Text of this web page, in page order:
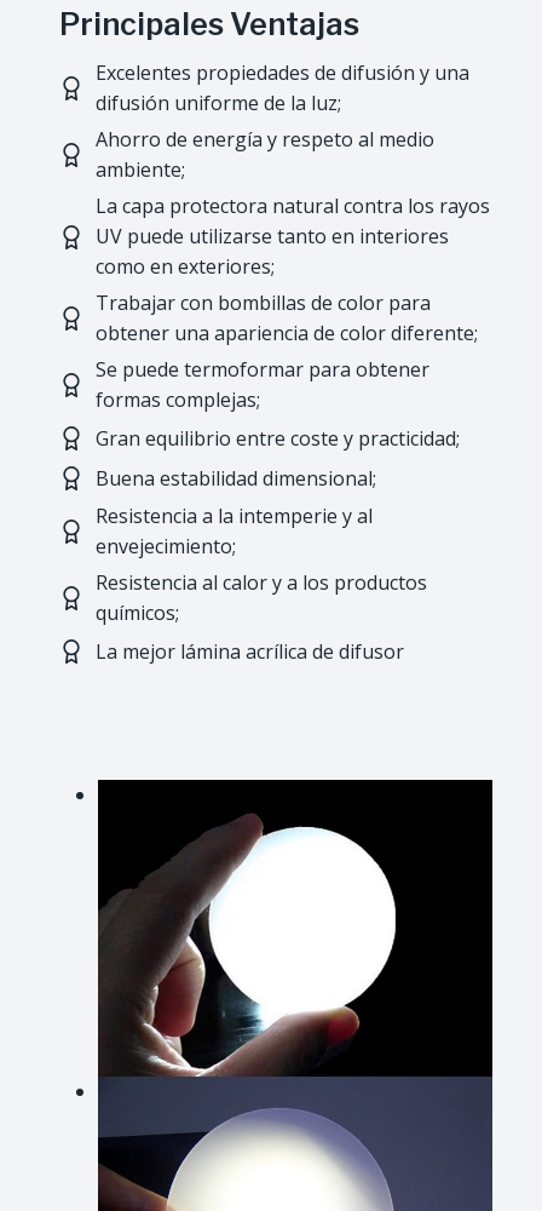
Principales Ventajas
Excelentes propiedades de difusión y una
difusión uniforme de la luz;
Ahorro de energía y respeto al medio
ambiente;
La capa protectora natural contra los rayos
UV puede utilizarse tanto en interiores
como en exteriores;
Trabajar con bombillas de color para
obtener una apariencia de color diferente;
Se puede termoformar para obtener
formas complejas;
Gran equilibrio entre coste y practicidad;
Buena estabilidad dimensional;
Resistencia a la intemperie y al
envejecimiento;
Resistencia al calor y a los productos
químicos;
La mejor lámina acrílica de difusor